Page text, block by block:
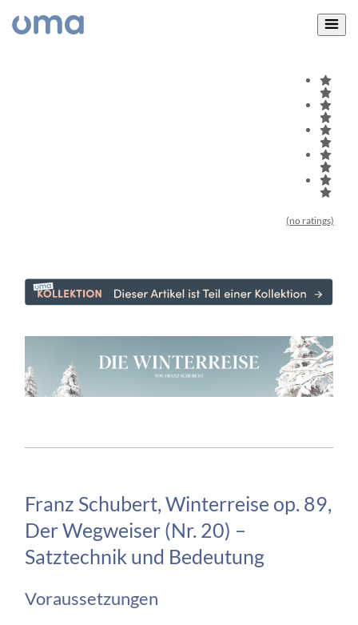
(no ratings)
Franz Schubert, Winterreise op. 89,
Der Wegweiser (Nr. 20) –
Satztechnik und Bedeutung
Voraussetzungen